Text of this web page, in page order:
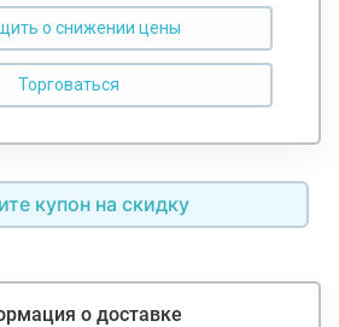
о снижении цены
купон на скидку
о доставке